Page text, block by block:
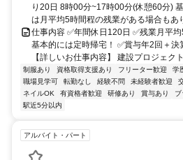
り20日 8時00分~17時00分(休憩60分)
は月平均5時間程の残業がある場合もあ
仕事内容 ✅年間休日120日 ✅残業月平
基本的には定時帰宅！ ✅賞与年2回＋決
【詳しいお仕事内容】 建設プロジェク
制服あり 資格取得支援あり フリーター歓迎 学
職場見学可
転勤なし 経験不問 未経験者歓迎
ネイルOK
有資格者歓迎 研修あり 賞与あり
駅近5分以内
アルバイト・パート